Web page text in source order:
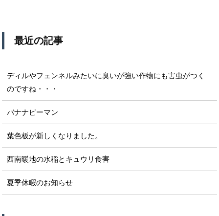
最近の記事
ディルやフェンネルみたいに臭いが強い作物にも害虫がつく
のですね・・・
バナナピーマン
葉色板が新しくなりました。
西南暖地の水稲とキュウリ食害
夏季休暇のお知らせ